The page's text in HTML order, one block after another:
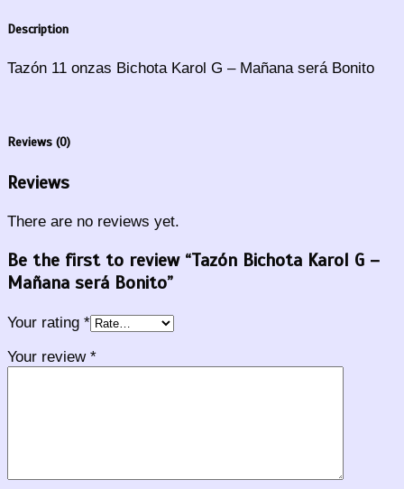
Description
Tazón 11 onzas Bichota Karol G – Mañana será Bonito
Reviews (0)
Reviews
There are no reviews yet.
Be the first to review “Tazón Bichota Karol G –
Mañana será Bonito”
Your rating *
Your review *